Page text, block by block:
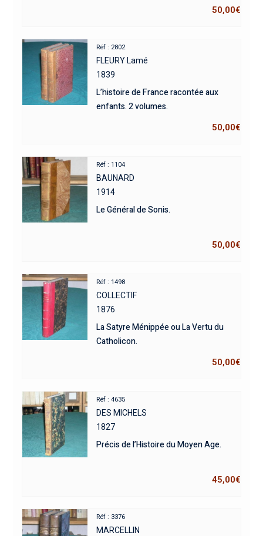
50,00€
Réf : 2802
FLEURY Lamé
1839
L’histoire de France racontée aux
enfants. 2 volumes.
50,00€
Réf : 1104
BAUNARD
1914
Le Général de Sonis.
50,00€
Réf : 1498
COLLECTIF
1876
La Satyre Ménippée ou La Vertu du
Catholicon.
50,00€
Réf : 4635
DES MICHELS
1827
Précis de l’Histoire du Moyen Age.
45,00€
Réf : 3376
MARCELLIN